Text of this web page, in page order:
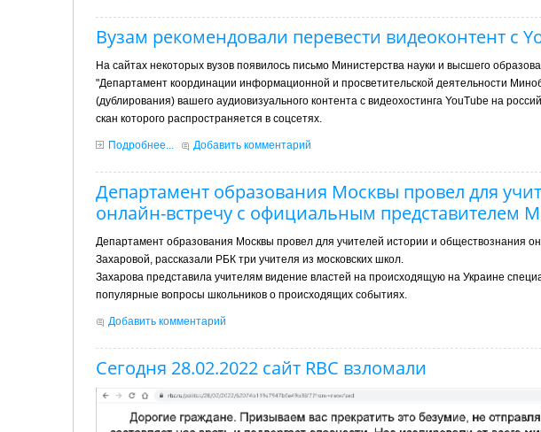
Вузам рекомендовали перевести видеоконтент с
На сайтах некоторых вузов появилось письмо Министерства науки и высшего
"Департамент координации информационной и просветительской деятельности
(дублирования) вашего аудиовизуального контента с видеохостинга YouTube на
скан которого распространяется в соцсетях.
Подробнее... Добавить комментарий
Департамент образования Москвы провел для
онлайн-встречу с официальным представителем
Департамент образования Москвы провел для учителей истории и обществознания
Захаровой, рассказали РБК три учителя из московских школ.
Захарова представила учителям видение властей на происходящую на Украине
популярные вопросы школьников о происходящих событиях.
Добавить комментарий
Сегодня 28.02.2022 сайт RBC взломали